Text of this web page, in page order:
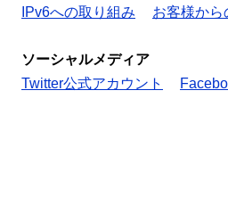
IPv6への取り組み
お客様から
ソーシャルメディア
Twitter公式アカウント